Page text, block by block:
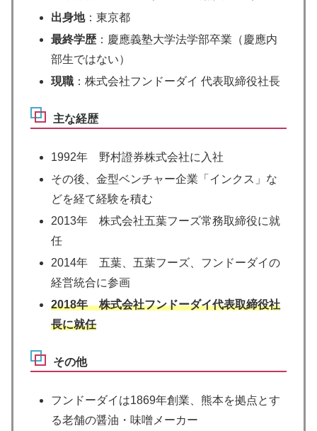
出身地：東京都
最終学歴 ：慶應義塾大学法学部卒業（慶應内
部生ではない）
現職 ：株式会社フンドーダイ 代表取締役社長
主な経歴
1992年 野村證券株式会社に入社
その後、金型ベンチャー企業「インクス」な
どを経て経験を積む
2013年 株式会社五葉フーズ常務取締役に就
任
2014年 五葉、五葉フーズ、フンドーダイの
経営統合に参画
2018年 株式会社フンドーダイ代表取締役社
長に就任
その他
フンドーダイは1869年創業、熊本を拠点とす
る老舗の醤油・味噌メーカー